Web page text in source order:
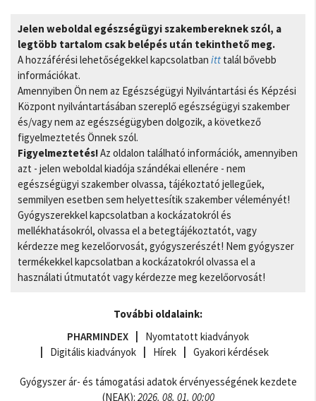
Jelen weboldal egészségügyi szakembereknek szól, a
legtöbb tartalom csak belépés után tekinthető meg.
A hozzáférési lehetőségekkel kapcsolatban itt talál bővebb
információkat.
Amennyiben Ön nem az Egészségügyi Nyilvántartási és Képzési
Központ nyilvántartásában szereplő egészségügyi szakember
és/vagy nem az egészségügyben dolgozik, a következő
figyelmeztetés Önnek szól.
Figyelmeztetés!Az oldalon található információk, amennyiben
azt - jelen weboldal kiadója szándékai ellenére - nem
egészségügyi szakember olvassa, tájékoztató jellegűek,
semmilyen esetben sem helyettesítik szakember véleményét!
Gyógyszerekkel kapcsolatban a kockázatokról és
mellékhatásokról, olvassa el a betegtájékoztatót, vagy
kérdezze meg kezelőorvosát, gyógyszerészét! Nem gyógyszer
termékekkel kapcsolatban a kockázatokról olvassa el a
használati útmutatót vagy kérdezze meg kezelőorvosát!
További oldalaink:
PHARMINDEX
Nyomtatott kiadványok
Digitális kiadványok
Hírek Gyakori kérdések
Gyógyszer ár- és támogatási adatok érvényességének kezdete
(NEAK): 2026. 08. 01. 00:00